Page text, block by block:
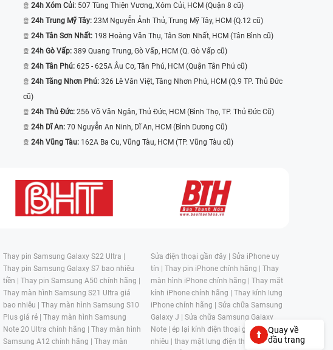
24h Xóm Củi: 507 Tùng Thiện Vương, Xóm Củi, HCM (Quận 8 cũ)
24h Trung Mỹ Tây: 23M Nguyễn Ảnh Thủ, Trung Mỹ Tây, HCM (Q.12 cũ)
24h Tân Sơn Nhất: 198 Hoàng Văn Thụ, Tân Sơn Nhất, HCM (Tân Bình cũ)
24h Gò Vấp: 389 Quang Trung, Gò Vấp, HCM (Q. Gò Vấp cũ)
24h Tân Phú: 625 - 625A Âu Cơ, Tân Phú, HCM (Quận Tân Phú cũ)
24h Tăng Nhơn Phú: 326 Lê Văn Việt, Tăng Nhơn Phú, HCM (Q.9 TP. Thủ Đức
cũ)
24h Thủ Đức: 256 Võ Văn Ngân, Thủ Đức, HCM (Bình Thọ, TP. Thủ Đức Cũ)
24h Dĩ An: 70 Nguyễn An Ninh, Dĩ An, HCM (Bình Dương Cũ)
24h Vũng Tàu: 162A Ba Cu, Vũng Tàu, HCM (TP. Vũng Tàu cũ)
Thay pin Samsung Galaxy S22 Ultra |
Thay pin Samsung Galaxy S7 bao nhiêu
tiền | Thay pin Samsung A50 chính hãng |
Thay màn hình Samsung S21 Ultra giá
bao nhiêu | Thay màn hình Samsung S10
Plus giá rẻ | Thay màn hình Samsung
Note 20 Ultra chính hãng | Thay màn hình
Samsung A12 chính hãng | Thay màn
Sửa điện thoại gần đây | Sửa iPhone uy
tín | Thay pin iPhone chính hãng | Thay
màn hình iPhone chính hãng | Thay mặt
kính iPhone chính hãng | Thay kính lưng
iPhone chính hãng | Sửa chữa Samsung
Galaxy J | Sửa chữa Samsung Galaxy
Note | ép lại kính điện thoại giá bao
nhiêu | thay mặt lưng điện thoại giá bao
Quay về
đầu trang